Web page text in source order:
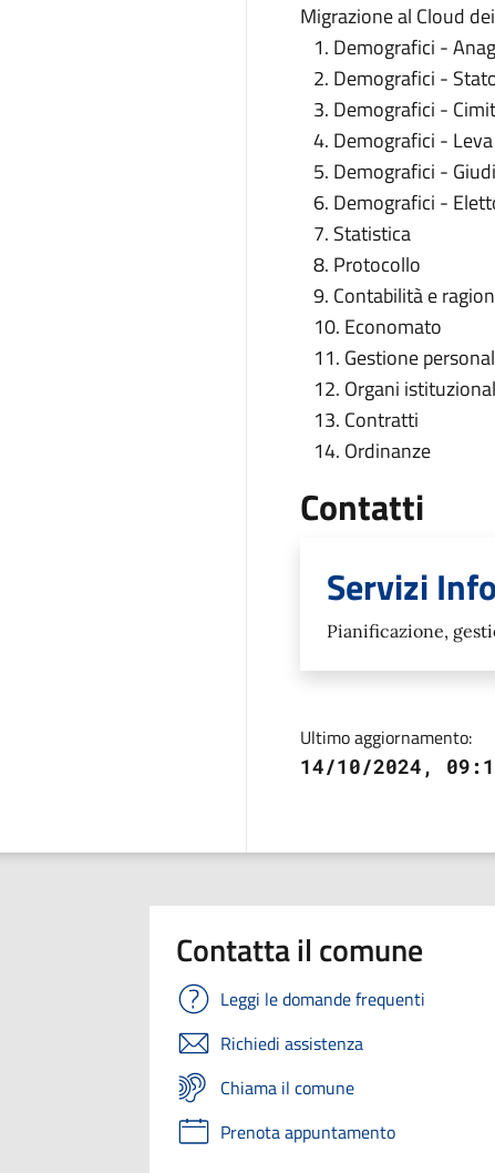
Migrazione al Cloud
1. Demografici -
2. Demografici -
3. Demografici -
4. Demografici -
5. Demografici -
6. Demografici -
7. Statistica
8. Protocollo
9. Contabilità e
10. Economato
11. Gestione
12. Organi
13. Contratti
14. Ordinanze
Contatti
Servizi
Pianificazione,
Ultimo aggiornamento:
14/10/2024,
Contatta il comune
Leggi le domande frequenti
Richiedi assistenza
Chiama il comune
Prenota appuntamento